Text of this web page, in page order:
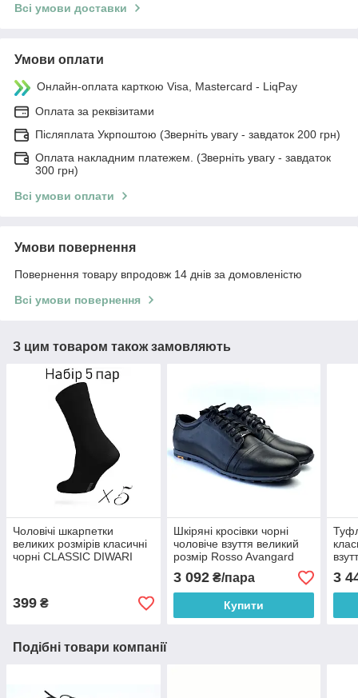
Всі умови доставки
Умови оплати
Онлайн-оплата карткою Visa, Mastercard - LiqPay
Оплата за реквізитами
Післяплата Укрпоштою (Зверніть увагу - завдаток 200 грн)
Оплата накладним платежем. (Зверніть увагу - завдаток
300 грн)
Всі умови оплати
Умови повернення
Повернення товару впродовж 14 днів за домовленістю
Всі умови повернення
З цим товаром також замовляють
Чоловічі шкарпетки
великих розмірів класичні
чорні CLASSIC DIWARI
399 ₴
Шкіряні кросівки чорні
чоловіче взуття великий
розмір Rosso Avangard
Turtlier Black Leather
3 092₴/пара
Купити
3
Подібні товари компанії